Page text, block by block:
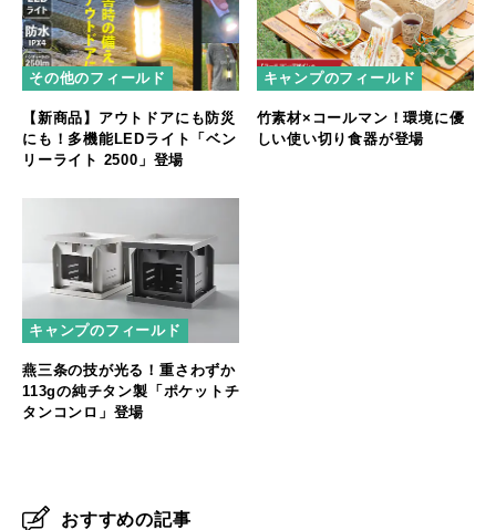
その他のフィールド
【新商品】アウトドアにも防災
にも！多機能LEDライト「ベン
リーライト 2500」登場
キャンプのフィールド
竹素材×コールマン！環境に優
しい使い切り食器が登場
キャンプのフィールド
燕三条の技が光る！重さわずか
113gの純チタン製「ポケットチ
タンコンロ」登場
おすすめの記事